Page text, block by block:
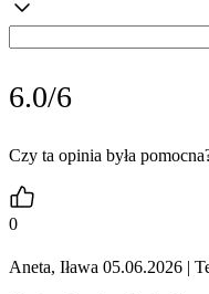
6.0/6
Czy ta opinia była
0
Aneta, Iława 05.06.2026 |